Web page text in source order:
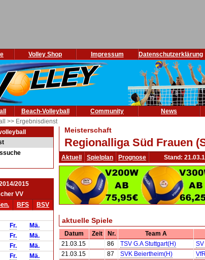
Volley Shop Impressum Datenschutzerklärung
Beach-Volleyball Community News
>> Ergebnisdienst
2015
VV
BFS
BSV
Fr.
Mä.
Fr.
Mä.
Fr.
Mä.
Fr.
Mä.
Meisterschaft
Regionalliga Süd Frauen
Aktuell Spielplan Prognose Stand:
aktuelle Spiele
Datum Zeit Nr. Team A
21.03.15
86 TSV G.A Stuttgart(H)
21.03.15
87 SVK Beiertheim(H)